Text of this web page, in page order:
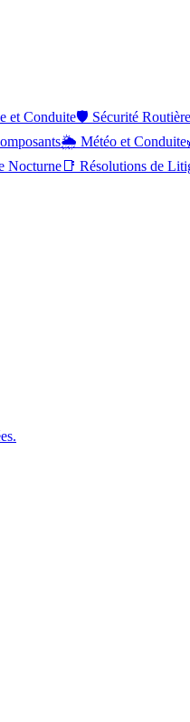
et Conduite🛡️ Sécurité Routière
🌦️ Météo et Conduite
Nocturne 📑 Résolutions de